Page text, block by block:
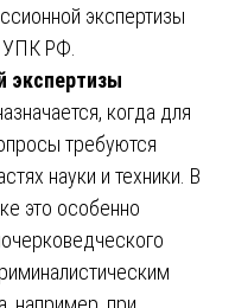
экспертизы
УПК РФ.
экспертизы
когда для
требуются
науки и техники. В
это особенно